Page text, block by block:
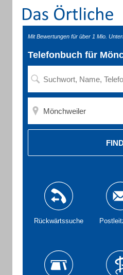
Mit Bewertungen für über 1 Mio.
Telefonbuch für
Rückwärtssuche